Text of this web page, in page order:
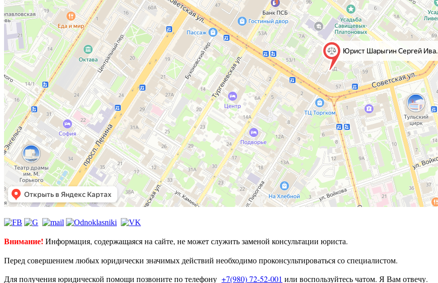
Внимание! Информация, содержащаяся на сайте, не может служить заменой консультации юриста.
Перед совершением любых юридически значимых действий необходимо проконсультироваться со специалистом.
Для получения юридической помощи позвоните по телефону +7(980) 72-52-001 или воспользуйтесь чатом. Я Вам отвечу.